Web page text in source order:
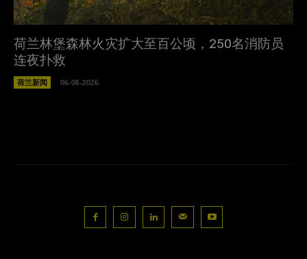
荷兰林堡森林火灾扩大至百公顷，250名消防员
连夜扑救
荷兰新闻 06-08-2026